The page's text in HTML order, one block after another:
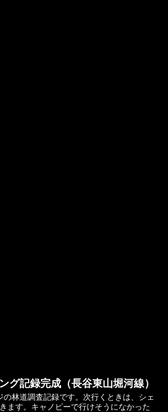
グ記録完成（長谷東山堀河線）
の林道調査記録です。次行くときは、シェ
ます。キャノピーで行けそうになかった